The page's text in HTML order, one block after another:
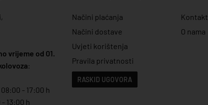
vrijeme od 01.
:
- 17:00 h
13:00 h
Načini plaćanja
Načini dostave
Uvjeti korištenja
Pravila privatnosti
RASKID UGOVORA
O nama